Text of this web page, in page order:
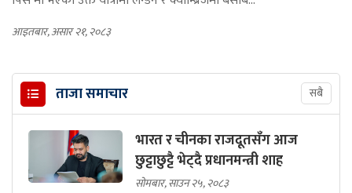
आइतबार, असार २१, २०८३
ताजा समाचार सबै
भारत र चीनका राजदूतसँग आज
छुट्टाछुट्टै भेट्दै प्रधानमन्त्री शाह
सोमबार, साउन २५, २०८३